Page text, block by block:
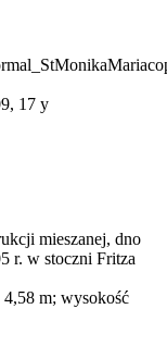
17 y
mieszanej, dno
r. w stoczni Fritza
4,58 m; wysokość